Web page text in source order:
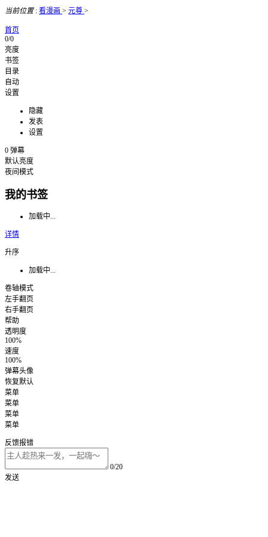
当前位置: 看漫画 > 元尊 >
首页
0/0
亮度
书签
目录
自动
设置
隐藏
发表
设置
0 弹幕
默认亮度
夜间模式
我的书签
加载中...
详情
升序
加载中...
卷轴模式
左手翻页
右手翻页
帮助
透明度
100%
速度
100%
弹幕头像
恢复默认
菜单
菜单
菜单
菜单
反馈报错
0/20
发送